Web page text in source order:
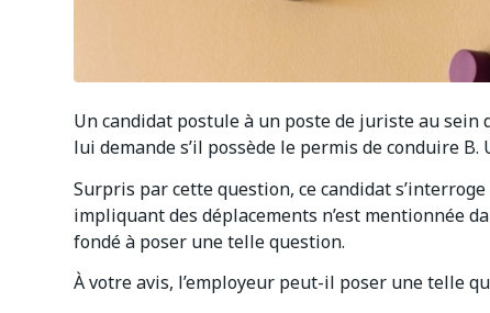
Un candidat postule à un poste de juriste au sein
lui demande s’il possède le permis de conduire B.
Surpris par cette question, ce candidat
impliquant des déplacements n’est mentionnée
fondé à poser une telle question.
À votre avis, l’employeur peut-il poser une telle